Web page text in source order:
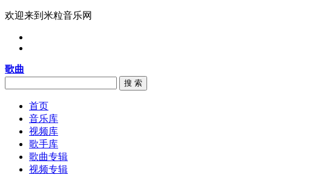
欢迎来到米粒音乐网
歌曲
搜 索
首页
音乐库
视频库
歌手库
歌曲专辑
视频专辑